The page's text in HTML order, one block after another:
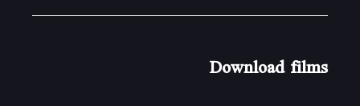
Download films